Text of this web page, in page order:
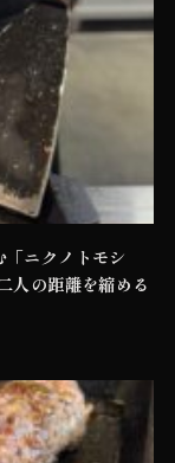
「ニクノトモシ
人の距離を縮める